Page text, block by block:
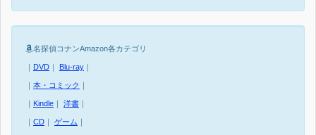
名探偵コナンAmazon各カテゴリ
DVD Blu-ray
本・コミック
Kindle 洋書
CD ゲーム